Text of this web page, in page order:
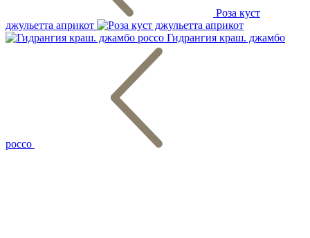
Роза куст
джульетта априкот
Гидрангия краш. джамбо
россо